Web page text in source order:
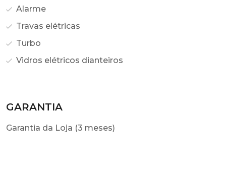
Alarme
Travas elétricas
Turbo
Vidros elétricos dianteiros
GARANTIA
Garantia da Loja (3 meses)